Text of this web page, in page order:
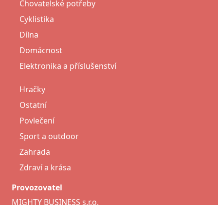
Chovatelské potřeby
Cyklistika
Dílna
Domácnost
Elektronika a příslušenství
Hračky
Ostatní
Povlečení
Sport a outdoor
Zahrada
Zdraví a krása
Provozovatel
MIGHTY BUSINESS s.r.o.